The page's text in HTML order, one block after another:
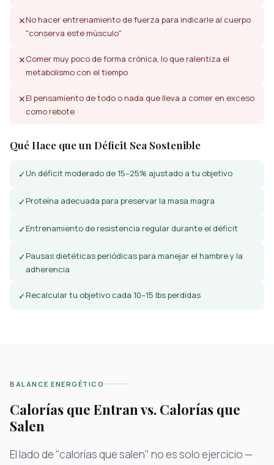
✕No hacer entrenamiento de fuerza para indicarle al cuerpo
"conserva este músculo"
✕Comer muy poco de forma crónica, lo que ralentiza el
metabolismo con el tiempo
✕El pensamiento de todo o nada que lleva a comer en exceso
como rebote
Qué Hace que un Déficit Sea Sostenible
✓Un déficit moderado de 15–25% ajustado a tu objetivo
✓Proteína adecuada para preservar la masa magra
✓Entrenamiento de resistencia regular durante el déficit
✓Pausas dietéticas periódicas para manejar el hambre y la
adherencia
✓Recalcular tu objetivo cada 10–15 lbs perdidas
BALANCE ENERGÉTICO
Calorías que Entran vs. Calorías que
Salen
El lado de "calorías que salen" no es solo ejercicio —